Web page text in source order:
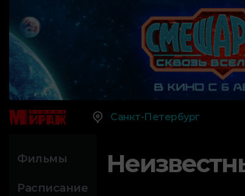
Санкт-Петербург
Фильмы
Расписание